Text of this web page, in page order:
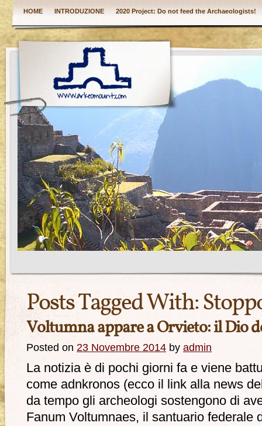
HOME INTRODUZIONE 2020 Project: Do not feed the Archaeologists!
Posts Tagged With:
Voltumna appare a Orvieto: il Dio
Posted on 23 Novembre 2014 by admin
La notizia è di pochi giorni fa e viene
come adnkronos (ecco il link alla news
da tempo gli archeologi sostengono di
Fanum Voltumnaes, il santuario federale